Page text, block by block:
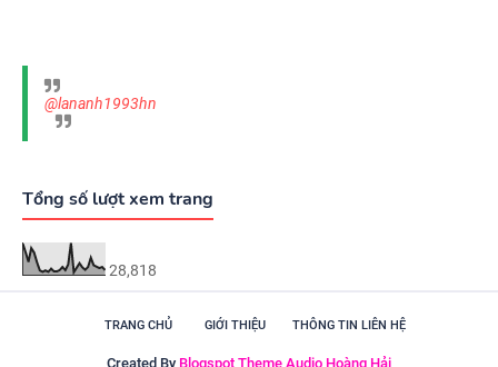
@lananh1993hn
Tổng số lượt xem trang
28,818
TRANG CHỦ GIỚI THIỆU THÔNG TIN LIÊN HỆ
Created By Blogspot Theme Audio Hoàng Hải